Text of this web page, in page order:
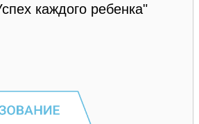
каждого ребенка"